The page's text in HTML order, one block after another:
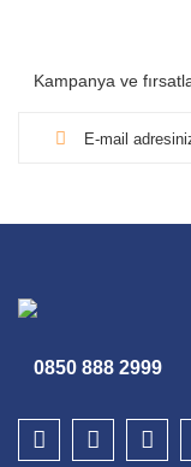
Kampanya ve
0850 888 2999